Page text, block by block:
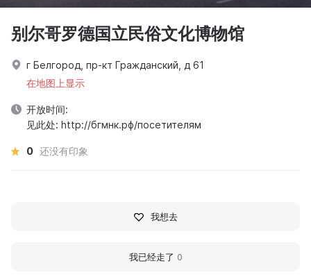
别尔哥罗德国立民俗文化博物馆
г Белгород, пр-кт Гражданский, д 61
在地图上显示
开放时间:
见此处: http://бгмнк.рф/посетителям
0 还没有印象
我想去
我已经走了 0